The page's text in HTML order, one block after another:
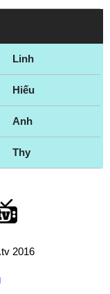
Linh
Hiếu
Anh
Thy
2016